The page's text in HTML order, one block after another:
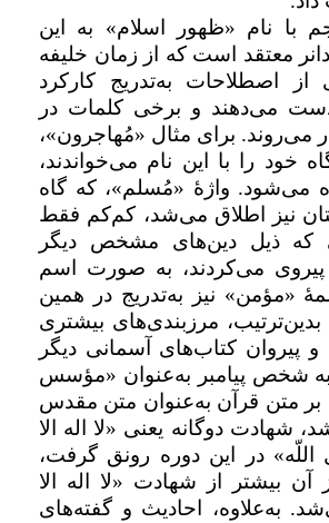
با نام «ظهور اسلام» به این
معتقد است که از زمان خلیفه
از اصطلاحات به‌تدریج کارکرد
می‌دهند و برخی کلمات در
می‌روند. برای مثال «مُهاجرون»،
خود را با این نام می‌خواندند،
می‌شود. واژۀ «مُسلم»، که گاه
نیز اطلاق می‌شد، کم‌کم فقط
که ذیل دین‌های مشخص دیگر
پیروی می‌کردند، به صورت اسم
«مؤمن» نیز به‌تدریج در همین
مرزبندی‌های بیشتری
و پیروان کتاب‌های آسمانی دیگر
به شخص پیامبر به‌عنوان «مؤسس
بر متن قرآن به‌عنوان متن مقدس
شهادت دوگانه یعنی «لا اله الا
اللّه» در این دوره رونق گرفت،
بیشتر از شهادت «لا اله الا
به‌علاوه، احادیث و گفته‌های